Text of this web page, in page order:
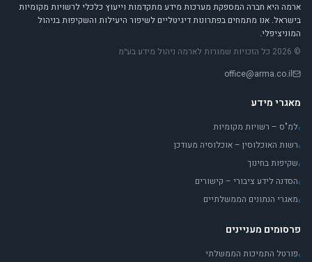
ארמה היא חברה המספקת מערכות מידע מתקדמות וייעוץ כלכלי לרשויות מקומיות
בישראל. אנו מתמחים בפתרונות דיגיטליים לשיפור היעילות והשקיפות בניהול
המוניציפלי.
© 2026 כל הזכויות שמורות לארמה ניהול מידע בע״מ
office@arma.co.il
מאגרי מידע
›למ"ס – רשויות מקומיות
›רשות האוכלוסין – אוכלוסיה מעודכן
›שקיפות בחינוך
›הסדנה לידע ציבורי – קישורים
›מאגרי הנתונים הממשלתיים
פרסומים מעניינים
›פורטל התמיכות הממשלתי